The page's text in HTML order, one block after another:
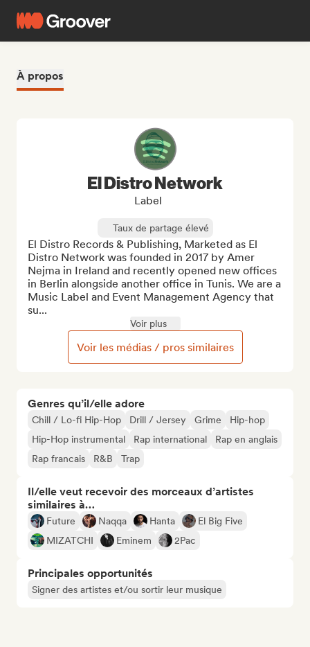
À propos
Genres qu’il/elle adore
Chill / Lo-fi Hip-Hop Drill / Jersey Grime
Hip-hop
Hip-Hop instrumental
Rap international
Rap en anglais
Rap francais
R&B Trap
Il/elle veut recevoir des morceaux d’artistes
similaires à…
Future Naqqa Hanta
El Big Five
MIZATCHI
Eminem 2Pac
Principales opportunités
Signer des artistes et/ou sortir leur musique
El Distro Network
Label
Taux de partage élevé
El Distro Records & Publishing, Marketed as El
Distro Network was founded in 2017 by Amer
Nejma in Ireland and recently opened new offices
in Berlin alongside another office in Tunis. We are a
Music Label and Event Management Agency that
su...
Voir plus
Voir les médias / pros similaires